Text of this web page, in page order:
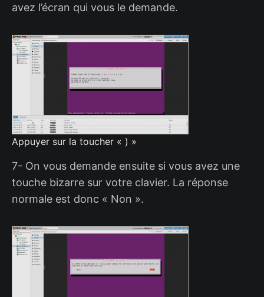
avez l’écran qui vous le demande.
Appuyer sur la toucher « ) »
7- On vous demande ensuite si vous avez une
touche bizarre sur votre clavier. La réponse
normale est donc « Non ».